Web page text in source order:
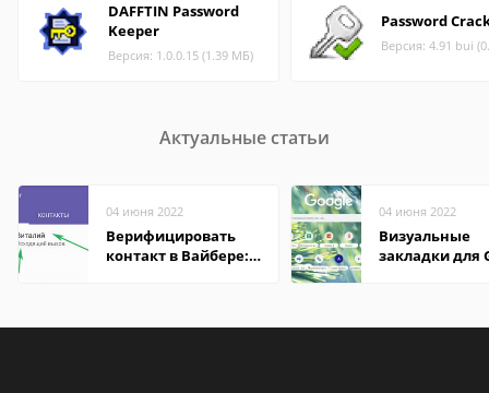
DAFFTIN Password
Keeper
Версия: 1.0.0.15 (1.39 МБ)
Password
Версия: 4.91 bui
Актуальные статьи
04 июня 2022
Верифицировать
контакт в Вайбере:
04 июня 2022
Визуальные
закладки для